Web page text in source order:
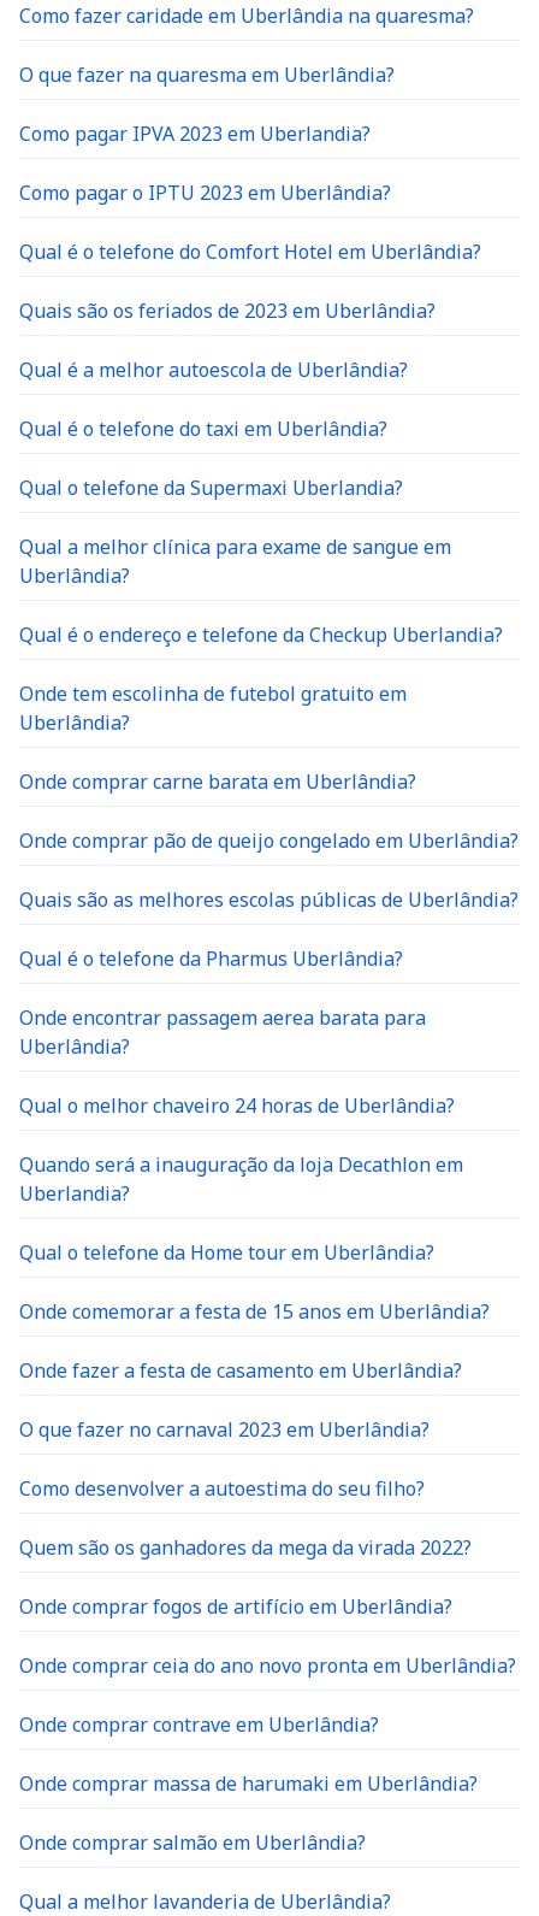
O que fazer na quaresma em Uberlândia?
Como pagar IPVA 2023 em Uberlandia?
Como pagar o IPTU 2023 em Uberlândia?
Qual é o telefone do Comfort Hotel em Uberlândia?
Quais são os feriados de 2023 em Uberlândia?
Qual é a melhor autoescola de Uberlândia?
Qual é o telefone do taxi em Uberlândia?
Qual o telefone da Supermaxi Uberlandia?
Qual a melhor clínica para exame de sangue em
Uberlândia?
Qual é o endereço e telefone da Checkup Uberlandia?
Onde tem escolinha de futebol gratuito em
Uberlândia?
Onde comprar carne barata em Uberlândia?
Onde comprar pão de queijo congelado em Uberlândia?
Quais são as melhores escolas públicas de Uberlândia?
Qual é o telefone da Pharmus Uberlândia?
Onde encontrar passagem aerea barata para
Uberlândia?
Qual o melhor chaveiro 24 horas de Uberlândia?
Quando será a inauguração da loja Decathlon em
Uberlandia?
Qual o telefone da Home tour em Uberlândia?
Onde comemorar a festa de 15 anos em Uberlândia?
Onde fazer a festa de casamento em Uberlândia?
O que fazer no carnaval 2023 em Uberlândia?
Como desenvolver a autoestima do seu filho?
Quem são os ganhadores da mega da virada 2022?
Onde comprar fogos de artifício em Uberlândia?
Onde comprar ceia do ano novo pronta em Uberlândia?
Onde comprar contrave em Uberlândia?
Onde comprar massa de harumaki em Uberlândia?
Onde comprar salmão em Uberlândia?
Qual a melhor lavanderia de Uberlândia?